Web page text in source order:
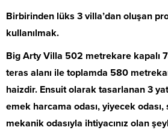
Birbirinden lüks 3 villa’dan oluşan
kullanılmak.
Big Arty Villa 502 metrekare kapalı
teras alanı ile toplamda 580
haizdir. Ensuit olarak tasarlanan 3
emek harcama odası, yiyecek
mekanik odasıyla ihtiyacınız olan